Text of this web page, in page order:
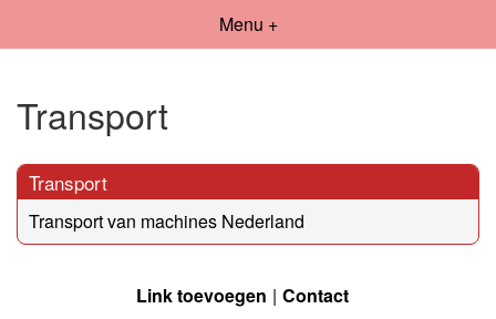
Menu +
Transport
Transport
Transport van machines Nederland
Link toevoegen Contact